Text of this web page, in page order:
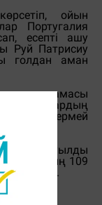
ойын
Португалия
есепті ашу
Руй Патрисиу
голдан аман
құрамасы
бермей
етті.
шабуылды
ойынның 109
болды.